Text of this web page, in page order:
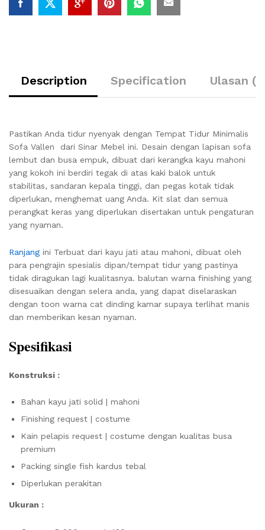
Description Specification Ulasan
Pastikan Anda tidur nyenyak dengan Tempat Tidur Minimalis
Sofa Vallen dari Sinar Mebel ini. Desain dengan lapisan sofa
lembut dan busa empuk, dibuat dari kerangka kayu mahoni
yang kokoh ini berdiri tegak di atas kaki balok untuk
stabilitas, sandaran kepala tinggi, dan pegas kotak tidak
diperlukan, menghemat uang Anda. Kit slat dan semua
perangkat keras yang diperlukan disertakan untuk pengaturan
yang nyaman.
Ranjang ini Terbuat dari kayu jati atau mahoni, dibuat oleh
para pengrajin spesialis dipan/tempat tidur yang pastinya
tidak diragukan lagi kualitasnya. balutan warna finishing yang
disesuaikan dengan selera anda, yang dapat diselaraskan
dengan toon warna cat dinding kamar supaya terlihat manis
dan memberikan kesan nyaman.
Spesifikasi
Konstruksi :
Bahan kayu jati solid | mahoni
Finishing request | costume
Kain pelapis request | costume dengan kualitas busa
premium
Packing single fish kardus tebal
Diperlukan perakitan
Ukuran :